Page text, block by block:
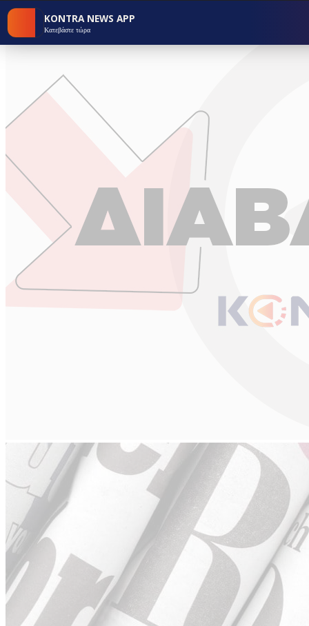
KONTRA NEWS APP
Κατεβάστε τώρα